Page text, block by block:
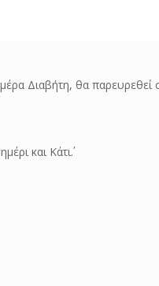
Διαβήτη, θα
και Κάτι΄.